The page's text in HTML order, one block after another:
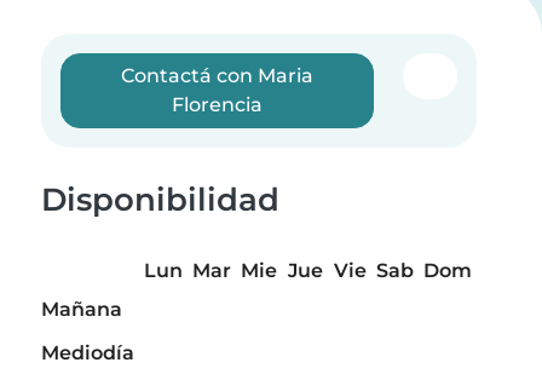
Contactá con Maria
Florencia
Disponibilidad
Lun Mar Mie Jue Vie Sab Dom
Mañana
Mediodía